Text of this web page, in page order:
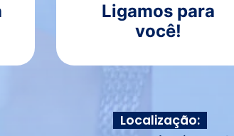
Ligamos para
você!
Localização: